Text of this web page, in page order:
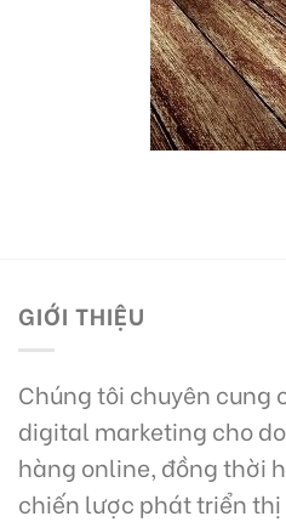
GIỚI THIỆU
Chúng tôi chuyên cung
digital marketing cho
hàng online, đồng thời
chiến lược phát triển